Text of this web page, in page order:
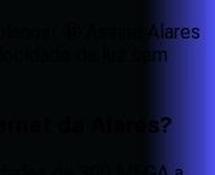
🤩 Assine Alares
da luz sem
da Alares?